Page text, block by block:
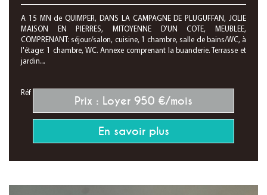
A 15 MN de QUIMPER, DANS LA CAMPAGNE DE PLUGUFFAN, JOLIE
MAISON EN PIERRES, MITOYENNE D'UN COTE, MEUBLEE,
COMPRENANT: séjour/salon, cuisine, 1 chambre, salle de bains/WC, à
l'étage: 1 chambre, WC. Annexe comprenant la buanderie. Terrasse et
jardin....
Réf : 28241
Prix : Loyer 950 €/mois
En savoir plus